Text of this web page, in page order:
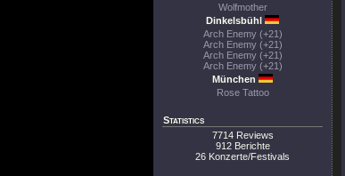
Wolfmother
Dinkelsbühl
Arch Enemy (+21)
Arch Enemy (+21)
Arch Enemy (+21)
Arch Enemy (+21)
München
Rose Tattoo
Statistics
7714 Reviews
912 Berichte
26 Konzerte/Festivals